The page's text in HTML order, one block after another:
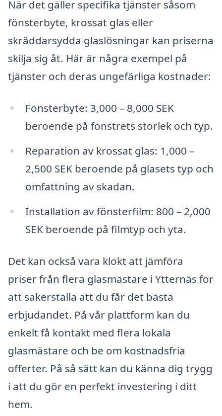
När det gäller specifika tjänster såsom
fönsterbyte, krossat glas eller
skräddarsydda glaslösningar kan priserna
skilja sig åt. Här är några exempel på
tjänster och deras ungefärliga kostnader:
Fönsterbyte: 3,000 – 8,000 SEK
beroende på fönstrets storlek och typ.
Reparation av krossat glas: 1,000 –
2,500 SEK beroende på glasets typ och
omfattning av skadan.
Installation av fönsterfilm: 800 – 2,000
SEK beroende på filmtyp och yta.
Det kan också vara klokt att jämföra
priser från flera glasmästare i Ytternäs för
att säkerställa att du får det bästa
erbjudandet. På vår plattform kan du
enkelt få kontakt med flera lokala
glasmästare och be om kostnadsfria
offerter. På så sätt kan du känna dig trygg
i att du gör en perfekt investering i ditt
hem.